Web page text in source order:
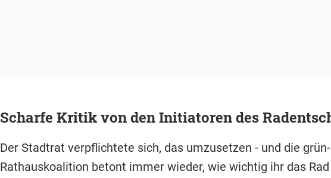
Scharfe Kritik von den Initiatoren des
Der Stadtrat verpflichtete sich, das umzusetzen - und die
Rathauskoalition betont immer wieder, wie wichtig ihr das